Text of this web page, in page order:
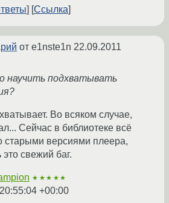
Ссылка
от e1nste1n 22.09.2011
научить подхватывать
Во всяком случае,
Сейчас в библиотеке всё
старыми версиями плеера,
свежий баг.
★★★★★
+00:00